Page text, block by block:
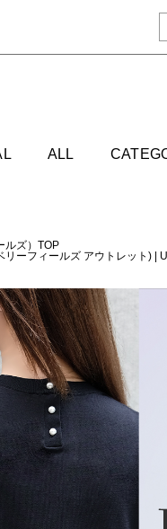
ALL
ルズ）TOP
リーフィールズ アウトレット)